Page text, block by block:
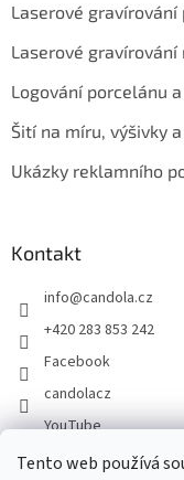
Tento web používá
Laserové
Laserové
Logování porcelánu
Šití na míru, výšivky
Ukázky reklamního
Kontakt
info@candola.cz
+420 283 853 242
Facebook
candolacz
YouTube